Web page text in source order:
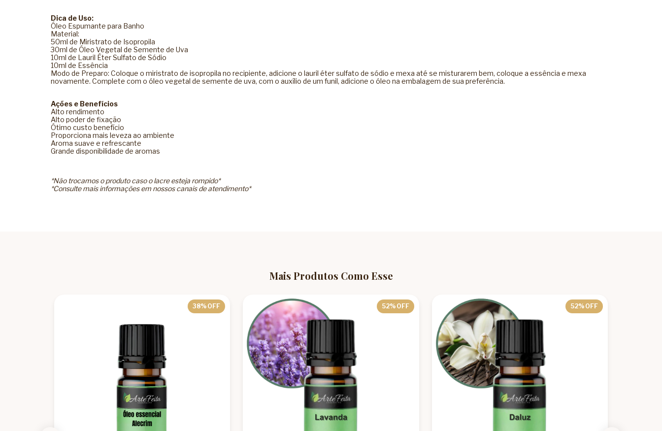
Dica de Uso:
Óleo Espumante para Banho
Material:
50ml de Miristrato de Isopropila
30ml de Óleo Vegetal de Semente de Uva
10ml de Lauril Éter Sulfato de Sódio
10ml de Essência
Modo de Preparo: Coloque o miristrato de isopropila no recipiente, adicione o lauril éter sulfato de sódio e mexa até se misturarem bem, coloque a essência e mexa
novamente. Complete com o óleo vegetal de semente de uva, com o auxílio de um funil, adicione o óleo na embalagem de sua preferência.
Ações e Benefícios
Alto rendimento
Alto poder de fixação
Ótimo custo benefício
Proporciona mais leveza ao ambiente
Aroma suave e refrescante
Grande disponibilidade de aromas
*Não trocamos o produto caso o lacre esteja rompido*
*Consulte mais informações em nossos canais de atendimento*
Mais Produtos Como Esse
38% OFF 52% OFF 52% OFF